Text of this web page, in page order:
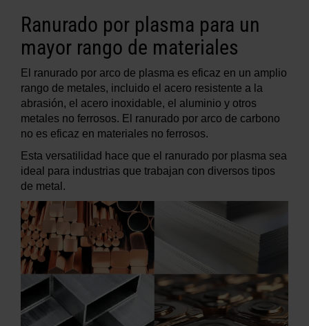
Ranurado por plasma para un
mayor rango de materiales
El ranurado por arco de plasma es eficaz en un amplio
rango de metales, incluido el acero resistente a la
abrasión, el acero inoxidable, el aluminio y otros
metales no ferrosos. El ranurado por arco de carbono
no es eficaz en materiales no ferrosos.
Esta versatilidad hace que el ranurado por plasma sea
ideal para industrias que trabajan con diversos tipos
de metal.